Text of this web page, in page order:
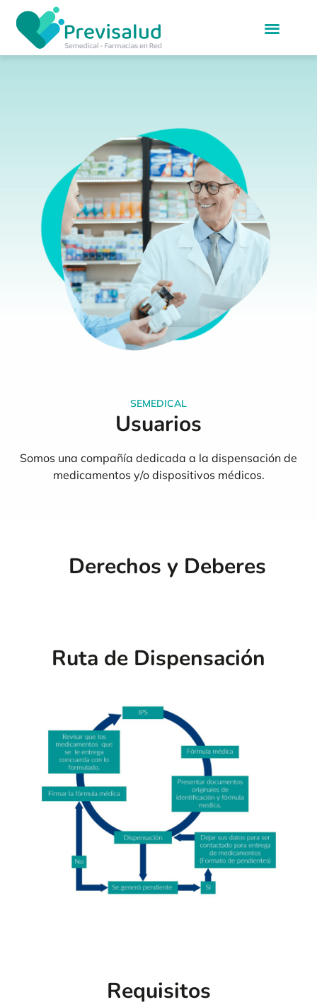
SEMEDICAL
Usuarios
Somos una compañía dedicada a la dispensación de
medicamentos y/o dispositivos médicos.
Derechos y Deberes
Ruta de Dispensación
Requisitos